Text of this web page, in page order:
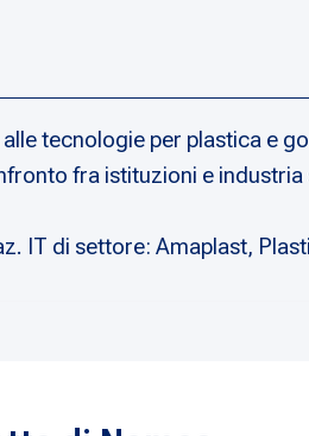
tecnologie per plastica e
fra istituzioni e
IT di settore: Amaplast,